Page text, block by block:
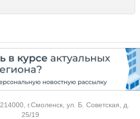
214000, г.Смоленск, ул. Б. Советская, д.
25/19